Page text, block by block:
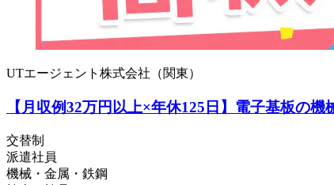
UTエージェント株式会社（関東）
【月収例32万円以上×年休125日】電子基板の
交替制
派遣社員
機械・金属・鉄鋼